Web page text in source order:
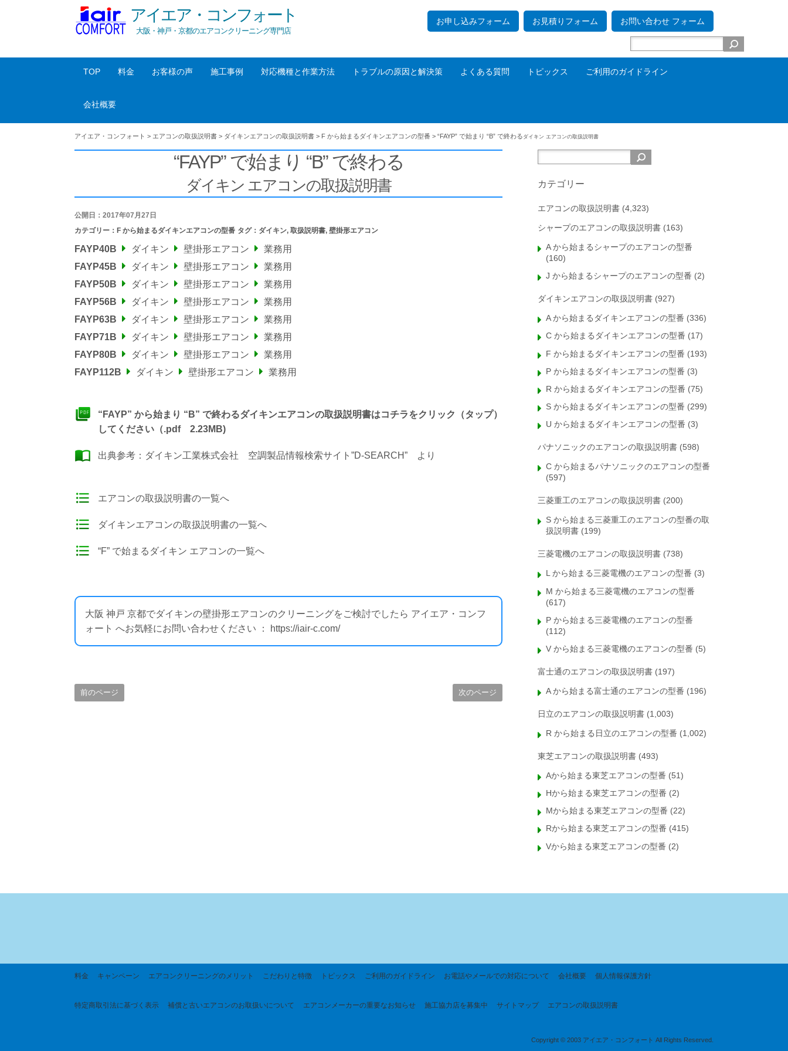
アイエア・コンフォート
大阪・神戸・京都のエアコンクリーニング専門店
お申し込みフォーム お見積りフォーム お問い合わせ フォーム
TOP 料金 お客様の声 施工事例 対応機種と作業方法 トラブルの原因と解決策 よくある質問 トピックス ご利用のガイドライン
会社概要
アイエア・コンフォート > エアコンの取扱説明書 > ダイキンエアコンの取扱説明書 > F から始まるダイキンエアコンの型番 > “FAYP” で始まり “B” で終わる ダイキン エアコンの取扱説明書
“FAYP” で始まり “B” で終わる
ダイキン エアコンの取扱説明書
公開日：2017年07月27日
カテゴリー： F から始まるダイキンエアコンの型番 タグ： ダイキン, 取扱説明書, 壁掛形エアコン
FAYP40B ダイキン 壁掛形エアコン
業務用
FAYP45B
ダイキン 壁掛形エアコン
業務用
FAYP50B
ダイキン 壁掛形エアコン
業務用
FAYP56B
ダイキン 壁掛形エアコン
業務用
FAYP63B
ダイキン 壁掛形エアコン
業務用
FAYP71B
ダイキン 壁掛形エアコン
業務用
FAYP80B
ダイキン 壁掛形エアコン
業務用
FAYP112B
ダイキン 壁掛形エアコン 業務用
“FAYP” から始まり “B” で終わるダイキンエアコンの取扱説明書はコチラをクリック（タップ）
してください（.pdf 2.23MB)
出典参考： ダイキン工業株式会社 空調製品情報検索サイト”D-SEARCH” より
エアコンの取扱説明書の一覧へ
ダイキンエアコンの取扱説明書の一覧へ
“F” で始まるダイキン エアコンの一覧へ
大阪 神戸 京都でダイキンの壁掛形エアコンのクリーニングをご検討でしたら アイエア・コンフ
ォート へお気軽にお問い合わせください ： https://iair-c.com/
前のページ 次のページ
カテゴリー
エアコンの取扱説明書 (4,323)
シャープのエアコンの取扱説明書 (163)
A から始まるシャープのエアコンの型番
(160)
J から始まるシャープのエアコンの型番 (2)
ダイキンエアコンの取扱説明書 (927)
A から始まるダイキンエアコンの型番 (336)
C から始まるダイキンエアコンの型番 (17)
F から始まるダイキンエアコンの型番 (193)
P から始まるダイキンエアコンの型番 (3)
R から始まるダイキンエアコンの型番 (75)
S から始まるダイキンエアコンの型番 (299)
U から始まるダイキンエアコンの型番 (3)
パナソニックのエアコンの取扱説明書 (598)
C から始まるパナソニックのエアコンの型番
(597)
三菱重工のエアコンの取扱説明書 (200)
S から始まる三菱重工のエアコンの型番の取
扱説明書 (199)
三菱電機のエアコンの取扱説明書 (738)
L から始まる三菱電機のエアコンの型番 (3)
M から始まる三菱電機のエアコンの型番
(617)
P から始まる三菱電機のエアコンの型番
(112)
V から始まる三菱電機のエアコンの型番 (5)
富士通のエアコンの取扱説明書 (197)
A から始まる富士通のエアコンの型番 (196)
日立のエアコンの取扱説明書 (1,003)
R から始まる日立のエアコンの型番 (1,002)
東芝エアコンの取扱説明書 (493)
Aから始まる東芝エアコンの型番 (51)
Hから始まる東芝エアコンの型番 (2)
Mから始まる東芝エアコンの型番 (22)
Rから始まる東芝エアコンの型番 (415)
Vから始まる東芝エアコンの型番 (2)
料金 キャンペーン エアコンクリーニングのメリット こだわりと特徴 トピックス ご利用のガイドライン お電話やメールでの対応について 会社概要 個人情報保護方針
特定商取引法に基づく 表示 補償と古いエアコンのお取扱いについて エアコンメーカーの重要なお知らせ 施工協力店を募集中 サイトマップ エアコンの取扱説明書
Copyright © 2003 アイエア・コンフォート All Rights Reserved.